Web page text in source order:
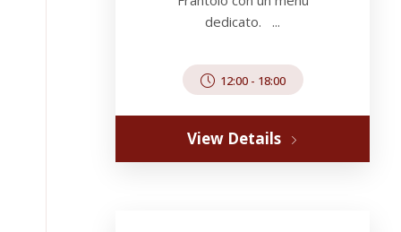
dedicato. ...
12:00- 18:00
View Details